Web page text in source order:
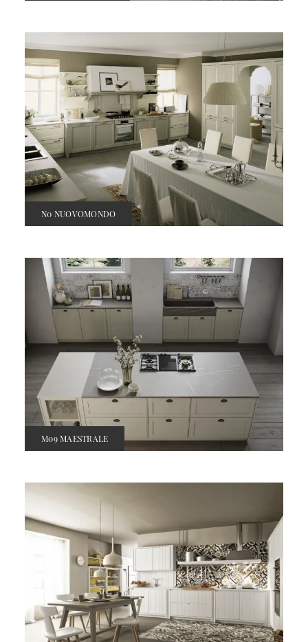
N0 NUOVOMONDO
M09 MAESTRALE